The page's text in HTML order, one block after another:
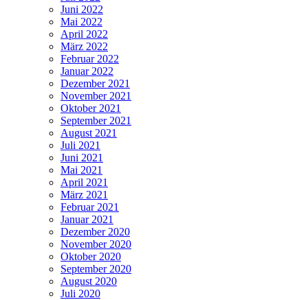
Juni 2022
Mai 2022
April 2022
März 2022
Februar 2022
Januar 2022
Dezember 2021
November 2021
Oktober 2021
September 2021
August 2021
Juli 2021
Juni 2021
Mai 2021
April 2021
März 2021
Februar 2021
Januar 2021
Dezember 2020
November 2020
Oktober 2020
September 2020
August 2020
Juli 2020